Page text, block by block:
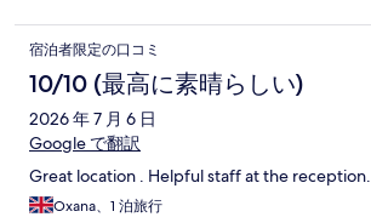
宿泊者限定の口コミ
10/10 (最高に素晴らしい)
2026 年 7 月 6 日
Google で翻訳
Great location . Helpful staff at the reception.
Oxana、1 泊旅行